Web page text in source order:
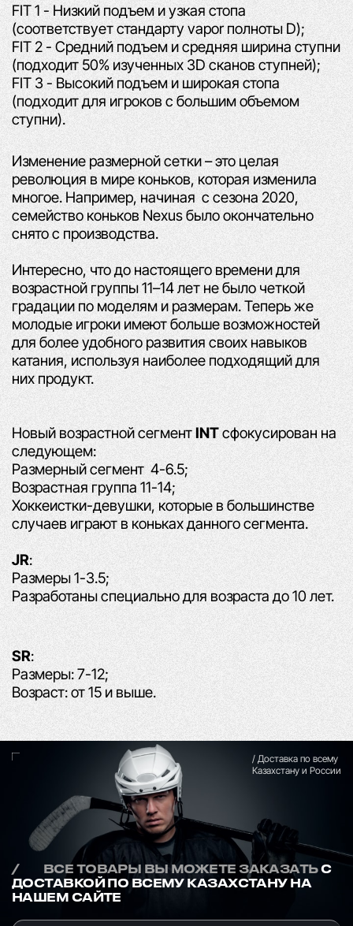
FIT 1 - Низкий подъем и узкая стопа
(соответствует стандарту vapor полноты D);
FIT 2 - Средний подъем и средняя ширина ступни
(подходит 50% изученных 3D сканов ступней);
FIT 3 - Высокий подъем и широкая стопа
(подходит для игроков с большим объемом
ступни).
Изменение размерной сетки – это целая
революция в мире коньков, которая изменила
многое. Например, начиная с сезона 2020,
семейство коньков Nexus было окончательно
снято с производства.
Интересно, что до настоящего времени для
возрастной группы 11–14 лет не было четкой
градации по моделям и размерам. Теперь же
молодые игроки имеют больше возможностей
для более удобного развития своих навыков
катания, используя наиболее подходящий для
них продукт.
Новый возрастной сегментINTсфокусирован на
следующем:
Размерный сегмент 4-6.5;
Возрастная группа 11-14;
Хоккеистки-девушки, которые в большинстве
случаев играют в коньках данного сегмента.
JR:
Размеры 1-3.5;
Разработаны специально для возраста до 10 лет.
SR:
Размеры: 7-12;
Возраст: от 15 и выше.
/ Доставка по всему
Казахстану и России
/ ВСЕ ТОВАРЫ ВЫ МОЖЕТЕ ЗАКАЗАТЬС
ДОСТАВКОЙ ПО ВСЕМУ КАЗАХСТАНУ НА
НАШЕМ САЙТЕ